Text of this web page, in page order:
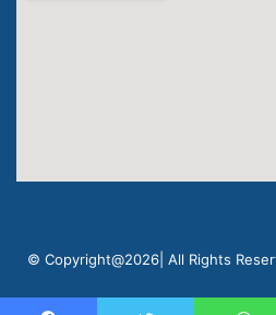
© Copyright@2026| All Rights